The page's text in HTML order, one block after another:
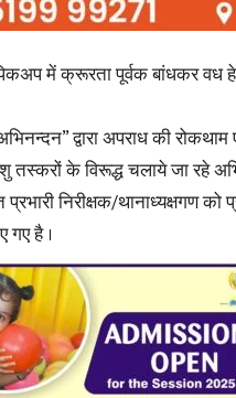
में क्रूरता पूर्वक बांधकर वध
द्वारा अपराध की रोकथाम
तस्करों के विरूद्ध चलाये जा रहे
निरीक्षक/थानाध्यक्षगण को
गए है ।